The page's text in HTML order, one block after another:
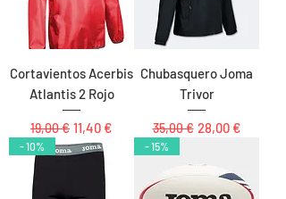
Cortavientos Acerbis
Atlantis 2 Rojo
Precio
19,00 € Precio de oferta
11,40 €
Chubasquero Joma
Trivor
Precio
35,00 € Precio de oferta
28,00 €
- 10% - 15%